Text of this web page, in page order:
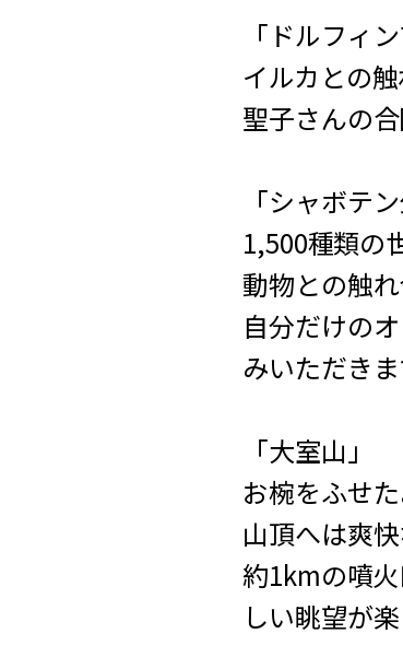
「ドルフィ
イルカとの
聖子さんの
「シャボテン
1,500種類の
動物との触
自分だけの
みいただきま
「大室山」
お椀をふせ
山頂へは爽
約1kmの噴
しい眺望が楽